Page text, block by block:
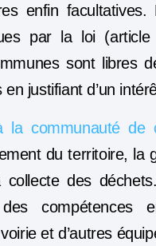
enfin
par la loi
sont libres
justifiant d’un
la communauté
du territoire, la
collecte des
compétences
et d’autres